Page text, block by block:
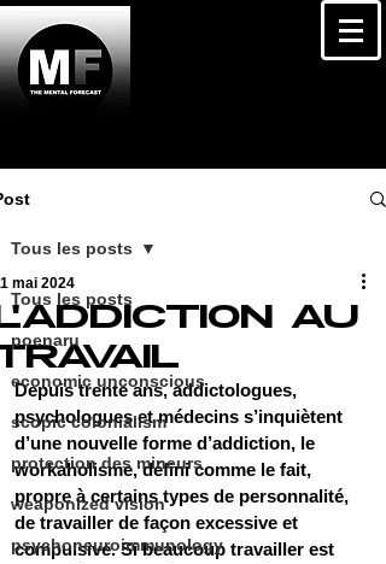
Tous les posts
poenaru
economic unconscious
scopic colonialism
protection des mineurs
weaponized vision
psychoneuroimmunology
Tous les posts
AU
mai 2024
Depuis trente ans, addictologues,
psychologues et médecins s’inquiètent
d’une nouvelle forme d’addiction, le
workaholisme, défini comme le fait,
propre à certains types de personnalité,
de travailler de façon excessive et
compulsive. Si beaucoup travailler est